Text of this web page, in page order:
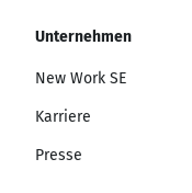
Unternehmen
New Work SE
Karriere
Presse